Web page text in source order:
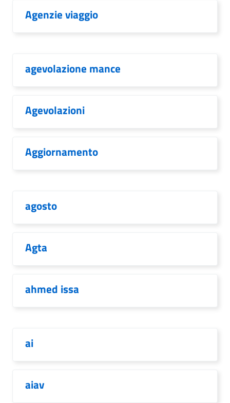
Agenzie viaggio
agevolazione mance
Agevolazioni
Aggiornamento
agosto
Agta
ahmed issa
ai
aiav